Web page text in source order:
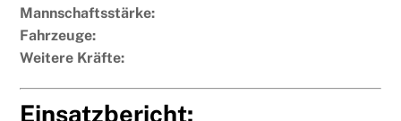
Mannschaftsstärke:
Fahrzeuge:
Weitere Kräfte:
Einsatzbericht: